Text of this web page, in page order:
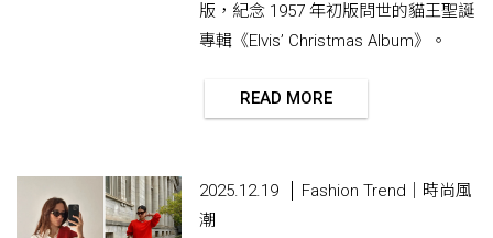
版，紀念 1957 年初版問世的貓王聖誕
專輯《Elvis’ Christmas Album》。
READ MORE
2025.12.19
Fashion Trend｜時尚風
潮